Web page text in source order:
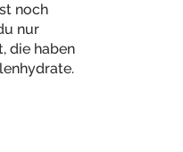
noch
nur
die haben